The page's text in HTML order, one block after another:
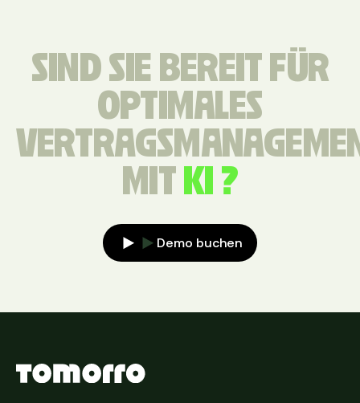
SIND SIE BEREIT FÜR
OPTIMALES
MITKI ?
Demo buchen